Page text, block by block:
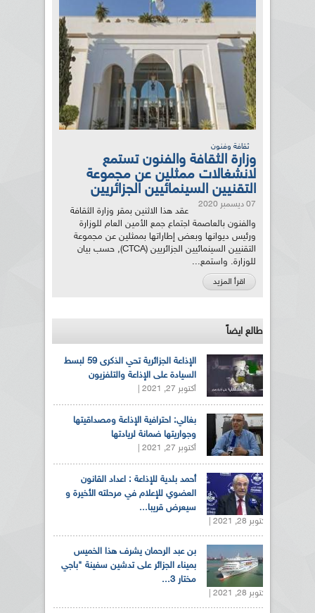
ثقافة وفنون
وزارة الثقافة والفنون تستمع
لانشغالات ممثلين عن مجموعة
التقنيين السينمائيين الجزائريين
07 ديسمبر 2020
عقد هذا الاثنين بمقر وزارة الثقافة
والفنون بالعاصمة اجتماع جمع الأمين العام للوزارة
ورئيس ديوانها وبعض إطاراتها بممثلين عن مجموعة
التقنيين السينمائيين الجزائريين (CTCA), حسب بيان
للوزارة. واستمع...
اقرأ المزيد
طالع ايضاً
الإذاعة الجزائرية تحي الذكرى 59 لبسط
السيادة على الإذاعة والتلفزيون
أكتوبر 27, 2021 |
بغالي: احترافية الإذاعة ومصداقيتها
وجواريتها ضمانة لريادتها
أكتوبر 27, 2021 |
أحمد بلدية للإذاعة : اعداد القانون
العضوي للإعلام في مرحلته الأخيرة و
سيعرض قريبا...
أكتوبر 28, 2021 |
بن عبد الرحمان يشرف هذا الخميس
بميناء الجزائر على تدشين سفينة "باجي
مختار 3...
أكتوبر 28, 2021 |